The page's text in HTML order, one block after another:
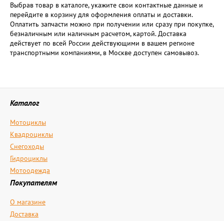
Выбрав товар в каталоге, укажите свои контактные данные и
перейдите в корзину для оформления оплаты и доставки.
Оплатить запчасти можно при получении или сразу при покупке,
безналичным или наличным расчетом, картой. Доставка
действует по всей России действующими в вашем регионе
транспортными компаниями, в Москве доступен самовывоз.
Каталог
Мотоциклы
Квадроциклы
Снегоходы
Гидроциклы
Мотоодежда
Покупателям
О магазине
Доставка